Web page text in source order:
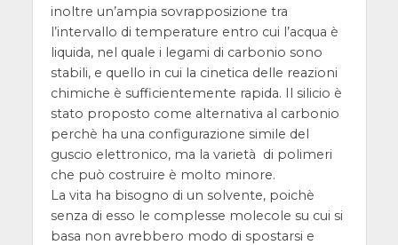
inoltre un’ampia sovrapposizione tra
l’intervallo di temperature entro cui l’acqua è
liquida, nel quale i legami di carbonio sono
stabili, e quello in cui la cinetica delle reazioni
chimiche è sufficientemente rapida. Il silicio è
stato proposto come alternativa al carbonio
perchè ha una configurazione simile del
guscio elettronico, ma la varietà di polimeri
che può costruire è molto minore.
La vita ha bisogno di un solvente, poichè
senza di esso le complesse molecole su cui si
basa non avrebbero modo di spostarsi e